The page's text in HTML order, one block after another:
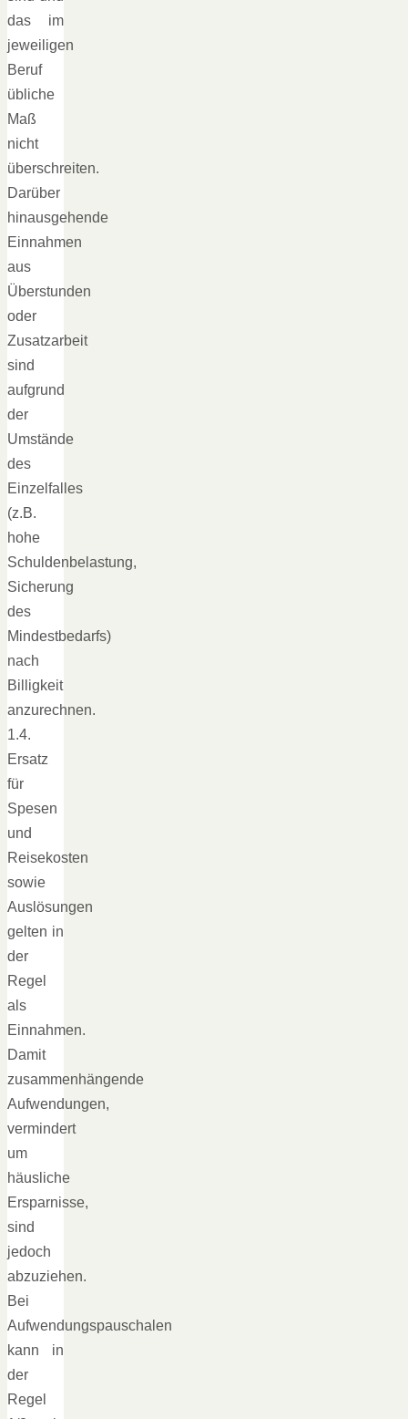
das im
jeweiligen
Beruf
übliche
Maß
nicht
überschreiten.
Darüber
hinausgehende
Einnahmen
aus
Überstunden
oder
Zusatzarbeit
sind
aufgrund
der
Umstände
des
Einzelfalles
(z.B.
hohe
Schuldenbelastung,
Sicherung
des
Mindestbedarfs)
nach
Billigkeit
anzurechnen.
1.4.
Ersatz
für
Spesen
und
Reisekosten
sowie
Auslösungen
gelten in
der
Regel
als
Einnahmen.
Damit
zusammenhängende
Aufwendungen,
vermindert
um
häusliche
Ersparnisse,
sind
jedoch
abzuziehen.
Bei
Aufwendungspauschalen
kann in
der
Regel